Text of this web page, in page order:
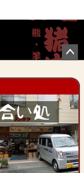
ジト
へ